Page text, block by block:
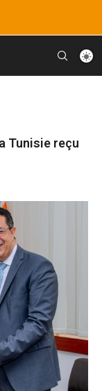
Tunisie reçu